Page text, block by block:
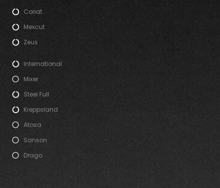
Coriat
Mexcut
Zeus
International
Mixer
Steel Full
Kreppsland
Atosa
Sanson
Drago